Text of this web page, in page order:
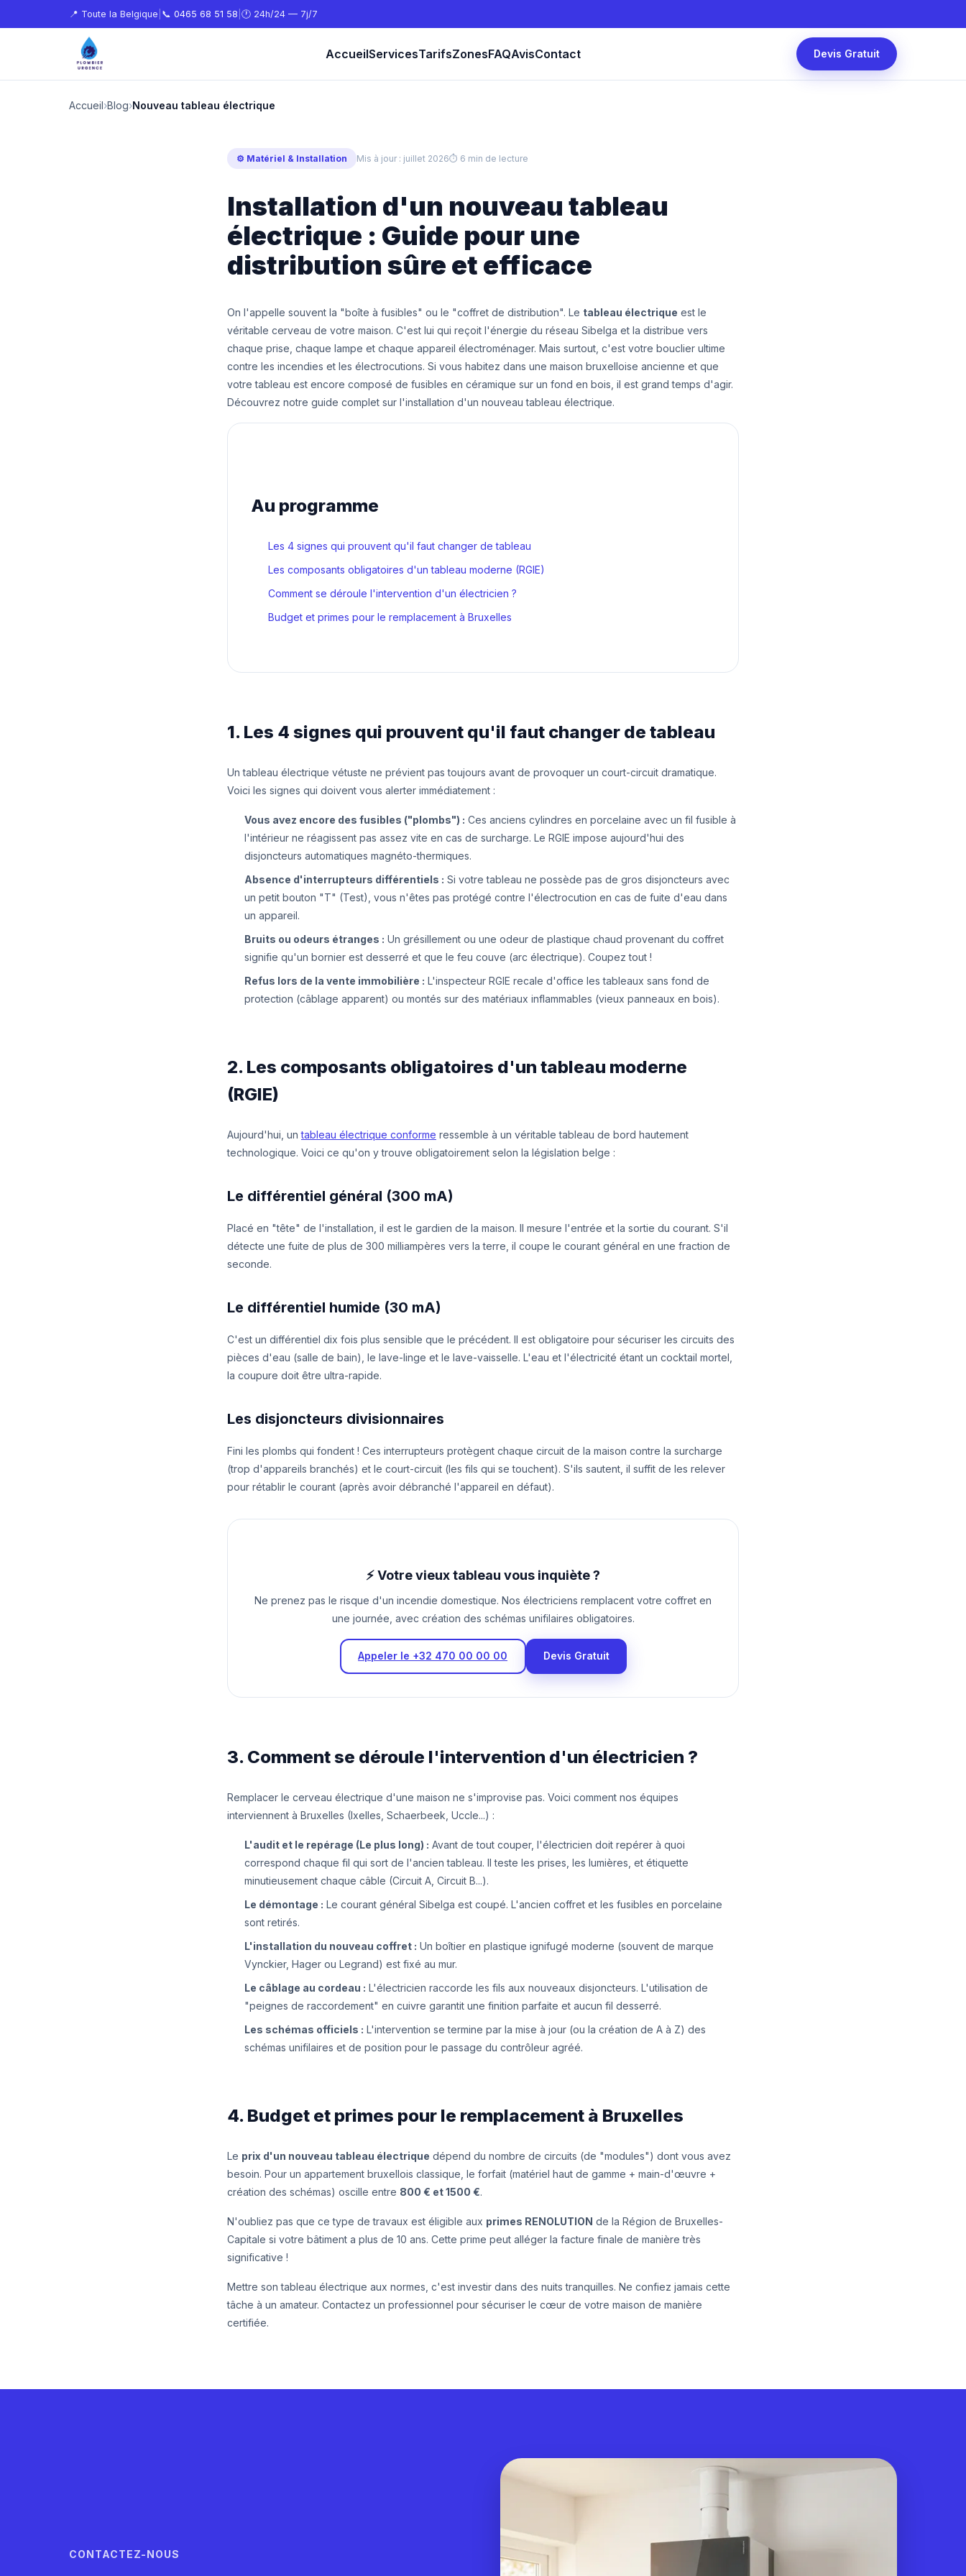
📍 Toute la Belgique 📞 0465 68 51 58 🕐 24h/24 — 7j/7
AccueilServicesTarifsZonesFAQAvisContact Devis Gratuit
Accueil›Blog›Nouveau tableau électrique
⚙️ Matériel & Installation Mis à jour : juillet 2026⏱ 6 min de lecture
Installation d'un nouveau tableau
électrique : Guide pour une
distribution sûre et efficace
On l'appelle souvent la "boîte à fusibles" ou le "coffret de distribution". Le tableau électrique est le
véritable cerveau de votre maison. C'est lui qui reçoit l'énergie du réseau Sibelga et la distribue vers
chaque prise, chaque lampe et chaque appareil électroménager. Mais surtout, c'est votre bouclier ultime
contre les incendies et les électrocutions. Si vous habitez dans une maison bruxelloise ancienne et que
votre tableau est encore composé de fusibles en céramique sur un fond en bois, il est grand temps d'agir.
Découvrez notre guide complet sur l'installation d'un nouveau tableau électrique.
Au programme
Les 4 signes qui prouvent qu'il faut changer de tableau
Les composants obligatoires d'un tableau moderne (RGIE)
Comment se déroule l'intervention d'un électricien ?
Budget et primes pour le remplacement à Bruxelles
1. Les 4 signes qui prouvent qu'il faut changer de tableau
Un tableau électrique vétuste ne prévient pas toujours avant de provoquer un court-circuit dramatique.
Voici les signes qui doivent vous alerter immédiatement :
Vous avez encore des fusibles ("plombs") : Ces anciens cylindres en porcelaine avec un fil fusible à
l'intérieur ne réagissent pas assez vite en cas de surcharge. Le RGIE impose aujourd'hui des
disjoncteurs automatiques magnéto-thermiques.
Absence d'interrupteurs différentiels : Si votre tableau ne possède pas de gros disjoncteurs avec
un petit bouton "T" (Test), vous n'êtes pas protégé contre l'électrocution en cas de fuite d'eau dans
un appareil.
Bruits ou odeurs étranges : Un grésillement ou une odeur de plastique chaud provenant du coffret
signifie qu'un bornier est desserré et que le feu couve (arc électrique). Coupez tout !
Refus lors de la vente immobilière : L'inspecteur RGIE recale d'office les tableaux sans fond de
protection (câblage apparent) ou montés sur des matériaux inflammables (vieux panneaux en bois).
2. Les composants obligatoires d'un tableau moderne
(RGIE)
Aujourd'hui, untableau électrique conforme ressemble à un véritable tableau de bord hautement
technologique. Voici ce qu'on y trouve obligatoirement selon la législation belge :
Le différentiel général (300 mA)
Placé en "tête" de l'installation, il est le gardien de la maison. Il mesure l'entrée et la sortie du courant. S'il
détecte une fuite de plus de 300 milliampères vers la terre, il coupe le courant général en une fraction de
seconde.
Le différentiel humide (30 mA)
C'est un différentiel dix fois plus sensible que le précédent. Il est obligatoire pour sécuriser les circuits des
pièces d'eau (salle de bain), le lave-linge et le lave-vaisselle. L'eau et l'électricité étant un cocktail mortel,
la coupure doit être ultra-rapide.
Les disjoncteurs divisionnaires
Fini les plombs qui fondent ! Ces interrupteurs protègent chaque circuit de la maison contre la surcharge
(trop d'appareils branchés) et le court-circuit (les fils qui se touchent). S'ils sautent, il suffit de les relever
pour rétablir le courant (après avoir débranché l'appareil en défaut).
⚡ Votre vieux tableau vous inquiète ?
Ne prenez pas le risque d'un incendie domestique. Nos électriciens remplacent votre coffret en
une journée, avec création des schémas unifilaires obligatoires.
Appeler le +32 470 00 00 00 Devis Gratuit
3. Comment se déroule l'intervention d'un électricien ?
Remplacer le cerveau électrique d'une maison ne s'improvise pas. Voici comment nos équipes
interviennent à Bruxelles (Ixelles, Schaerbeek, Uccle...) :
L'audit et le repérage (Le plus long) : Avant de tout couper, l'électricien doit repérer à quoi
correspond chaque fil qui sort de l'ancien tableau. Il teste les prises, les lumières, et étiquette
minutieusement chaque câble (Circuit A, Circuit B...).
Le démontage : Le courant général Sibelga est coupé. L'ancien coffret et les fusibles en porcelaine
sont retirés.
L'installation du nouveau coffret : Un boîtier en plastique ignifugé moderne (souvent de marque
Vynckier, Hager ou Legrand) est fixé au mur.
Le câblage au cordeau : L'électricien raccorde les fils aux nouveaux disjoncteurs. L'utilisation de
"peignes de raccordement" en cuivre garantit une finition parfaite et aucun fil desserré.
Les schémas officiels : L'intervention se termine par la mise à jour (ou la création de A à Z) des
schémas unifilaires et de position pour le passage du contrôleur agréé.
4. Budget et primes pour le remplacement à Bruxelles
Le prix d'un nouveau tableau électrique dépend du nombre de circuits (de "modules") dont vous avez
besoin. Pour un appartement bruxellois classique, le forfait (matériel haut de gamme + main-d'œuvre +
création des schémas) oscille entre 800 € et 1500 €.
N'oubliez pas que ce type de travaux est éligible aux primes RENOLUTION de la Région de Bruxelles-
Capitale si votre bâtiment a plus de 10 ans. Cette prime peut alléger la facture finale de manière très
significative !
Mettre son tableau électrique aux normes, c'est investir dans des nuits tranquilles. Ne confiez jamais cette
tâche à un amateur. Contactez un professionnel pour sécuriser le cœur de votre maison de manière
certifiée.
CONTACTEZ-NOUS